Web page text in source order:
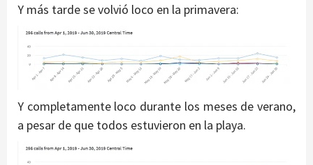
Y más tarde se volvió loco en la primavera:
Y completamente loco durante los meses de verano,
a pesar de que todos estuvieron en la playa.